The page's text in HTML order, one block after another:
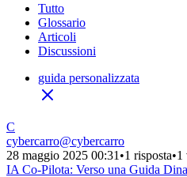
Tutto
Glossario
Articoli
Discussioni
guida personalizzata
C
cybercarro@cybercarro
28 maggio 2025 00:31 •1 risposta•1
IA Co-Pilota: Verso una Guida